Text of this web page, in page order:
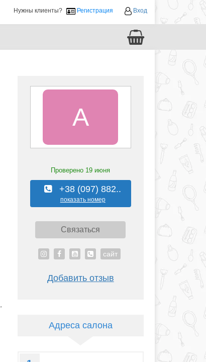
Нужны клиенты? Регистрация Вход
А
Проверено 19 июня
+38 (097) 882..
показать номер
Связаться
сайт
Добавить отзыв
Адреса салона